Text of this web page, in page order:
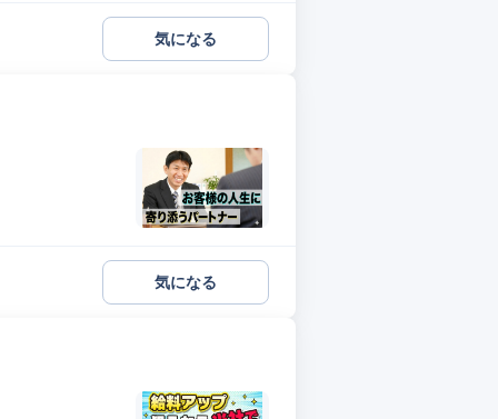
気になる
気になる